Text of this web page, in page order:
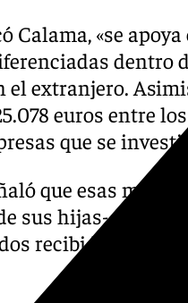
Calama, «se
dentro
el extranjero.
euros entre
que se
que esas
sus hijas- un
recibidos por el